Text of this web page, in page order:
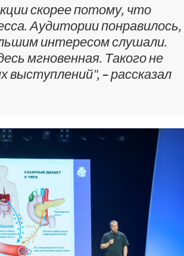
скорее потому, что
Аудитории понравилось,
интересом слушали.
мгновенная. Такого не
– рассказал